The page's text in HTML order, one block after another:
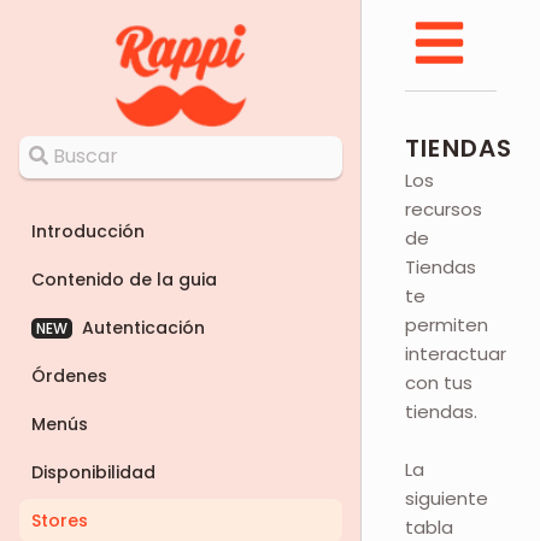
Introducción
Contenido de la guia
NEW
Autenticación
Órdenes
Menús
Disponibilidad
Stores
TIENDAS
Los
recursos
de
Tiendas
te
permiten
interactuar
con tus
tiendas.
La
siguiente
tabla